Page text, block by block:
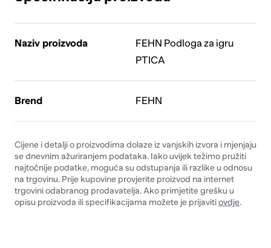
Naziv proizvoda
FEHN Podloga za igru
PTICA
Brend FEHN
Cijene i detalji o proizvodima dolaze iz vanjskih izvora i mjenjaju
se dnevnim ažuriranjem podataka. Iako uvijek težimo pružiti
najtočnije podatke, moguća su odstupanja ili razlike u odnosu
na trgovinu. Prije kupovine provjerite proizvod na internet
trgovini odabranog prodavatelja. Ako primjetite grešku u
opisu proizvoda ili specifikacijama možete je prijavitiovdje.